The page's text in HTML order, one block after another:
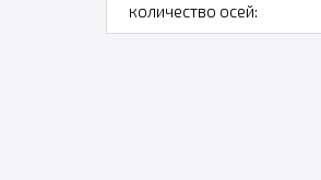
количество осей: